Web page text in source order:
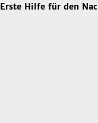
Erste Hilfe für den